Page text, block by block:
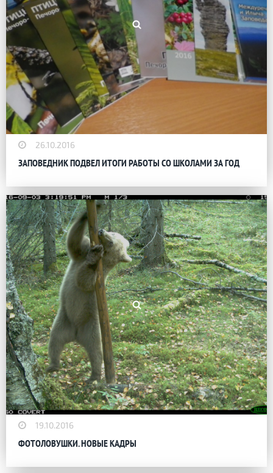
26.10.2016
ЗАПОВЕДНИК ПОДВЕЛ ИТОГИ РАБОТЫ СО ШКОЛАМИ ЗА ГОД
19.10.2016
ФОТОЛОВУШКИ. НОВЫЕ КАДРЫ